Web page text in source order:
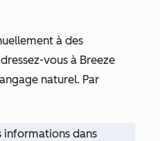
à des
vous à Breeze
naturel. Par
informations dans